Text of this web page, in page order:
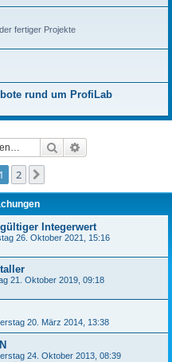
fertiger Projekte
rund um ProfiLab
Suche
1 2
Integerwert
26. Oktober 2021, 15:16
21. Oktober 2019, 09:18
20. März 2014, 13:38
24. Oktober 2013, 08:39